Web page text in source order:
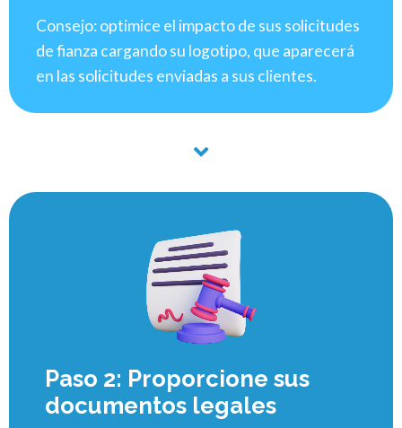
Consejo: optimice el impacto de sus solicitudes
de fianza cargando su logotipo, que aparecerá
en las solicitudes enviadas a sus clientes.
Paso 2: Proporcione sus
documentos legales